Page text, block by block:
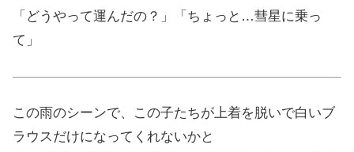
「どうやって運んだの？」「ちょっと…彗星に乗っ
て」
この雨のシーンで、この子たちが上着を脱いで白いブ
ラウスだけになってくれないかと